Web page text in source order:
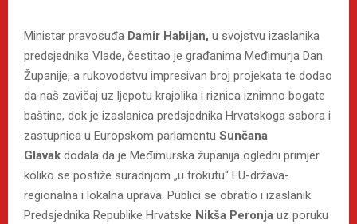
Ministar pravosuđa Damir Habijan, u svojstvu izaslanika
predsjednika Vlade, čestitao je građanima Međimurja Dan
Županije, a rukovodstvu impresivan broj projekata te dodao
da naš zavičaj uz ljepotu krajolika i riznica iznimno bogate
baštine, dok je izaslanica predsjednika Hrvatskoga sabora i
zastupnica u Europskom parlamentu Sunčana
Glavak dodala da je Međimurska županija ogledni primjer
koliko se postiže suradnjom „u trokutu“ EU-država-
regionalna i lokalna uprava. Publici se obratio i izaslanik
Predsjednika Republike Hrvatske Nikša Peronja uz poruku